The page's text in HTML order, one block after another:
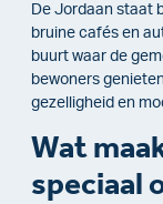
De Jordaan staat
bruine cafés en
buurt waar de
bewoners
gezelligheid en
Wat
speciaal